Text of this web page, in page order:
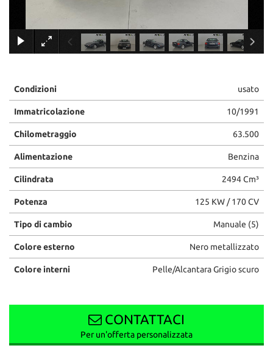
×
Condizioni usato
Immatricolazione 10/1991
Chilometraggio 63.500
Alimentazione Benzina
Cilindrata 2494 Cm³
Potenza 125 KW / 170 CV
Tipo di cambio Manuale (5)
Colore esterno Nero metallizzato
Colore interni Pelle/Alcantara Grigio scuro
CONTATTACI
Per un'offerta personalizzata